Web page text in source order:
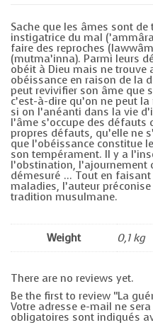
Sache que les âmes sont
instigatrice du mal
faire des reproches
(mutma’inna). Parmi leurs
obéit à Dieu mais ne trouve
obéissance en raison de la
peut revivifier son âme que
c’est-à-dire qu’on ne peut
si on l’anéanti dans la vie
l’âme s’occupe des défauts
propres défauts, qu’elle ne
que l’obéissance constitue
son tempérament. Il y a
l’obstination, l’ajournement
démesuré … Tout en
maladies, l’auteur
tradition musulmane.
Weight 0,1 kg
There are no reviews yet.
Be the first to review “La
Votre adresse e-mail ne
obligatoires sont indiqués